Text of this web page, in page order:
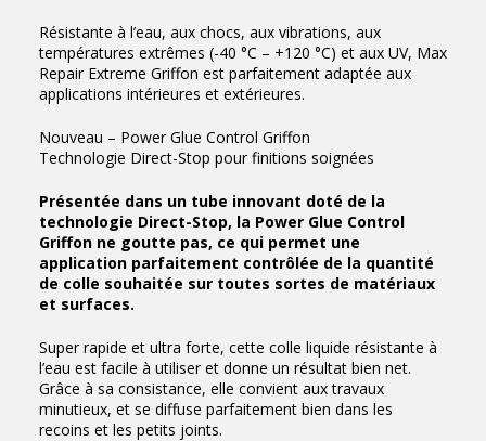
Résistante à l’eau, aux chocs, aux vibrations, aux
températures extrêmes (-40 °C – +120 °C) et aux UV, Max
Repair Extreme Griffon est parfaitement adaptée aux
applications intérieures et extérieures.
Nouveau – Power Glue Control Griffon
Technologie Direct-Stop pour finitions soignées
Présentée dans un tube innovant doté de la
technologie Direct-Stop, la Power Glue Control
Griffon ne goutte pas, ce qui permet une
application parfaitement contrôlée de la quantité
de colle souhaitée sur toutes sortes de matériaux
et surfaces.
Super rapide et ultra forte, cette colle liquide résistante à
l’eau est facile à utiliser et donne un résultat bien net.
Grâce à sa consistance, elle convient aux travaux
minutieux, et se diffuse parfaitement bien dans les
recoins et les petits joints.